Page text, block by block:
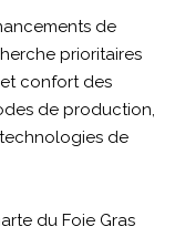
de
prioritaires
confort des
de production,
de
du Foie Gras